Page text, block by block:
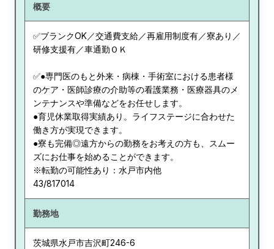
概要
✅ブランクOK／交通費支給／再雇用制度有／寮あり／
研修支援有／車通勤ＯＫ
✅●専門医のもと外来・病棟・手術室における患者様
のケア・医師診療の介助等の看護業務・医療器具のメ
ンテナンスや準備などをお任せします。
●育児休業取得実績あり。ライフステージに合わせた
働き方が実現できます。
●寮も完備◎遠方からの勤務をお考えの方も、スムー
ズにお仕事を始めることができます。
※転勤の可能性あり：水戸市内他
43/817014
勤務地
茨城県水戸市吉沢町246-6